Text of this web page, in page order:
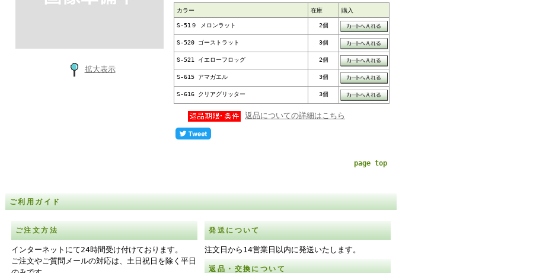
拡大表示
カラー 在庫 購入
S-51９ メロンラット 2個
S-520 ゴーストラット 3個
S-521 イエローフロッグ 2個
S-615 アマガエル 3個
S-616 クリアグリッター 3個
返品についての詳細はこちら
page top
ご利用ガイド
ご注文方法
インターネットにて24時間受け付けております。
ご注文やご質問メールの対応は、土日祝日を除く平日
発送について
注文日から14営業日以内に発送いたします。
返品・交換について